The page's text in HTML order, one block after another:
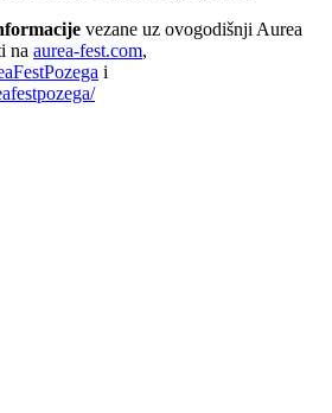
vezane uz ovogodišnji Aurea
na aurea-fest.com,
i